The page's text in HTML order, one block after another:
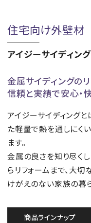
住宅向け外壁材
アイジーサイディン
金属サイディングの
信頼と実績で安心・
アイジーサイディング
た軽量で熱を通しにく
ます。
金属の良さを知り尽く
らリフォームまで、大
けがえのない家族の暮
商品ラインナップ